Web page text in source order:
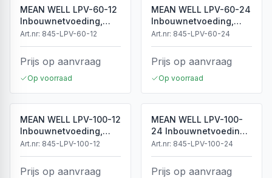
MEAN WELL LPV-60-12
Inbouwnetvoeding,
12Vdc, 5A, 60W
Art.nr: 845-LPV-60-12
Prijs op aanvraag
Op voorraad
MEAN WELL LPV-60-24
Inbouwnetvoeding,
24Vdc, 2.5A, 60W
Art.nr: 845-LPV-60-24
Prijs op aanvraag
Op voorraad
MEAN WELL LPV-100-12
Inbouwnetvoeding,
12Vdc, 8.5A, 102W
Art.nr: 845-LPV-100-12
Prijs op aanvraag
MEAN WELL LPV-100-
24 Inbouwnetvoeding,
24Vdc, 4.2A, 100.8W
Art.nr: 845-LPV-100-24
Prijs op aanvraag